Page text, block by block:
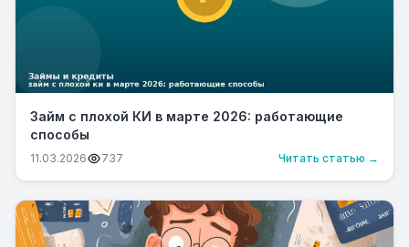
Займ с плохой КИ в марте 2026: работающие
способы
11.03.2026 737 Читать статью →